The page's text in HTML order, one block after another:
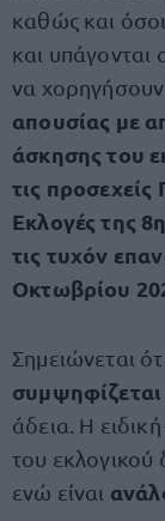
καθώς και
και υπάγονται
να
απουσίας με
άσκησης του
τις προσεχείς
Εκλογές της
τις τυχόν
Οκτωβρίου
Σημειώνεται
συμψηφίζεται
άδεια. Η
του εκλογικού
ενώ είναι